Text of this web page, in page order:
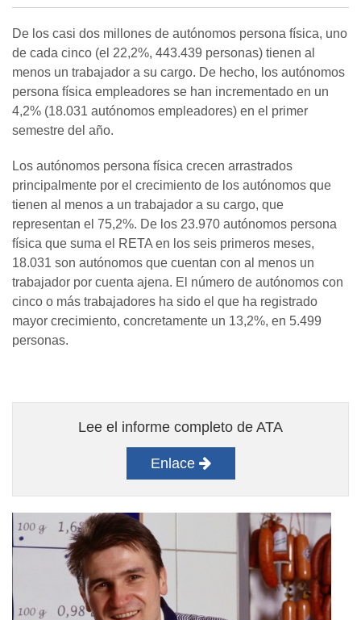
De los casi dos millones de autónomos persona física, uno
de cada cinco (el 22,2%, 443.439 personas) tienen al
menos un trabajador a su cargo. De hecho, los autónomos
persona física empleadores se han incrementado en un
4,2% (18.031 autónomos empleadores) en el primer
semestre del año.
Los autónomos persona física crecen arrastrados
principalmente por el crecimiento de los autónomos que
tienen al menos a un trabajador a su cargo, que
representan el 75,2%. De los 23.970 autónomos persona
física que suma el RETA en los seis primeros meses,
18.031 son autónomos que cuentan con al menos un
trabajador por cuenta ajena. El número de autónomos con
cinco o más trabajadores ha sido el que ha registrado
mayor crecimiento, concretamente un 13,2%, en 5.499
personas.
Lee el informe completo de ATA
Enlace